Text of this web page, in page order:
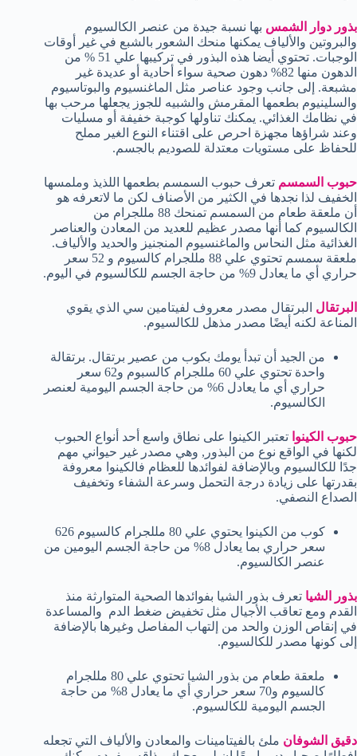
بذور دوار الشمس بها نسبة جيدة من عنصر الكالسيوم
والبروتين والألياف يمكنها منحك الشعور بالشبع في غير أوقات
الوجبات. تحتوي أيضا هذه البذور في تركيبها علي 51 % من
الدهون منها 82% دهون صحية سواء أحادية أو عديدة غير
مشبعة. إلى جانب وجود عناصر مثل الماغنسيوم والبوتاسيوم
والسلينيوم بطعمها المقرمش والشبيه للجوز يجعلها مرحب بها
في نظامك الغذائي. يمكنك تناولها كوجبة خفيفة أو مسليات
وعند شراؤها مجهزة احرص على اقتناء النوع الغير مملح
للحفاظ على مستويات معتدلة للصوديم بالجسم.
حبوب السمسم تعرف حبوب السمسم بطعمها اللذيذ وملمسها
الخفيف لذا نجدها في الكثير من الأصناف لكن ما لاتعرفه هو
أن ملعقة طعام من السمسم تمنحك 88 مللجرام من
الكالسيوم كما أنها مصدر عظيم للعديد من المعادن والعناصر
الغذائية مثل النحاس والماغنسيوم المنجنيز والحديد والألياف.
ملعقة سمسم تحتوي علي 88 مللجرام كالسيوم و 52 سعر
حراري أي ما يعادل 9% من حاجة الجسم للكالسيوم في اليوم.
البرتقال البرتقال مصدر معروف لفيتامين سي الذي يقوي
المناعة لكنه أيضًا مصدر مذهل للكالسيوم.
من الجيد أن تبدأ يومك بكوب من عصير برتقال. برتقالة
واحدة تحتوي علي 60 مللجرام كالسبوم و62 سعر
حراري أي ما يعادل 6% من حاجة الجسم اليومية لعنصر
الكالسيوم.
حبوب الكينوا تعتبر الكينوا على نطاق واسع أحد أنواع الحبوب
لكنها في الواقع نوع من البذور, وهي مصدر غير حيواني مهم
جدًا للكالسيوم وبالإضافة لفوائدها للعظام فالكينوا معروفة
بقدرتها على زيادة درجة التحمل وسرعة الشفاء وتخفيف
الصداع النصفي.
كوب من الكينوا يحتوي علي 80 مللجرام كالسيوم 626
سعر حراري بما يعادل 8% من حاجة الجسم اليومين من
عنصر الكالسيوم.
بذور الشيا تعرف بذور الشيا بفوائدها الصحية المتوارثة منذ
القدم ومع تعاقب الأجيال مثل تخفيض ضغط الدم والمساعدة
في إنقاص الوزن والحد من إلتهاب المفاصل وغيرها بالإضافة
إلى كونها مصدر للكالسيوم.
ملعقة طعام من بذور الشيا تحتوي علي 80 مللجرام
كالسيوم و70 سعر حراري أي ما يعادل 8% من حاجة
الجسم اليومية للكالسيوم.
دقيق الشوفان ملئ بالفيتامينات والمعادن والألياف التي تجعله